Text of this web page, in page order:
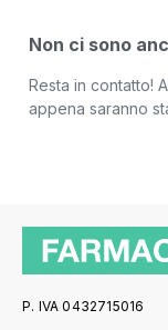
Non ci sono
Resta in contatto!
appena saranno
P. IVA 0432715016